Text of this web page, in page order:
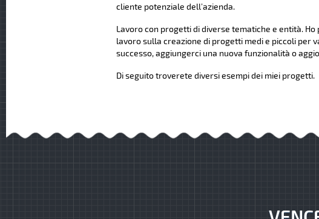
cliente potenziale dell’azienda.
Lavoro con progetti di diverse tematiche e entità.
lavoro sulla creazione di progetti medi e piccoli per
successo, aggiungerci una nuova funzionalità o
Di seguito troverete diversi esempi dei miei progetti.